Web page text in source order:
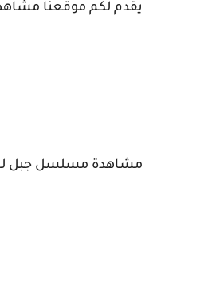
يقدم لكم موقعنا
مشاهدة مسلسل جبل لحمر الحلقة 1 كامل